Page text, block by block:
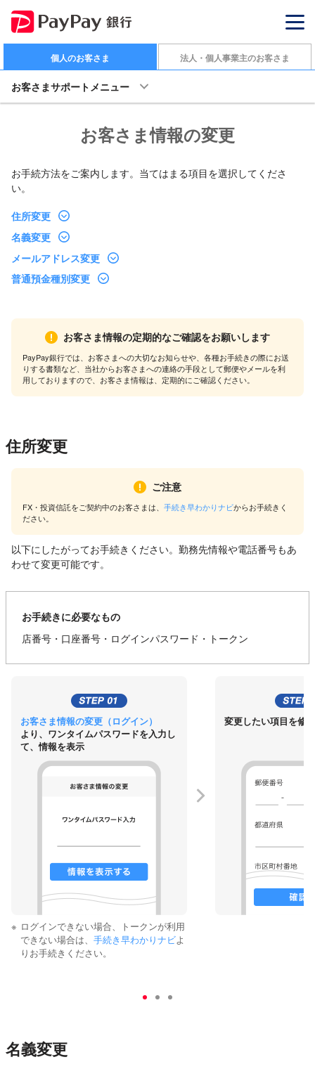
個人のお客さま 法人・個人事業主のお客さま
お客さまサポートメニュー
お客さま情報の変更
お手続方法をご案内します。当てはまる項目を選択してくださ
い。
住所変更
名義変更
メールアドレス変更
普通預金種別変更
お客さま情報の定期的なご確認をお願いします
PayPay銀行では、お客さまへの大切なお知らせや、各種お手続きの際にお送
りする書類など、当社からお客さまへの連絡の手段として郵便やメールを利
用しておりますので、お客さま情報は、定期的にご確認ください。
住所変更
ご注意
FX・投資信託をご契約中のお客さまは、 手続き早わかりナビからお手続きく
ださい。
以下にしたがってお手続きください。勤務先情報や電話番号もあ
わせて変更可能です。
お手続きに必要なもの
店番号・口座番号・ログインパスワード・トークン
お客さま情報の変更（ログイン）
より、ワンタイムパスワードを入力し
て、情報を表示
※ ログインできない場合、トークンが利用
できない場合は、 手続き早わかりナビよ
りお手続きください。
変更したい項目を修正
名義変更